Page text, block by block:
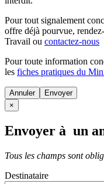
Pour tout signalement
offre déjà pourvue,
Travail ou contactez-nous
Pour toute information
les fiches pratiques du
Annuler
×
Envoyer à un
Tous les champs sont
Destinataire